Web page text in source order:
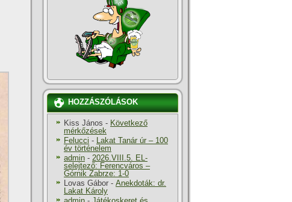
HOZZÁSZÓLÁSOK
Kiss János - Következő
mérkőzések
Felucci - Lakat Tanár úr – 100
év történelem
admin - 2026.VIII.5. EL-
selejtező: Ferencváros –
Górnik Zabrze: 1-0
Lovas Gábor - Anekdoták: dr.
Lakat Károly